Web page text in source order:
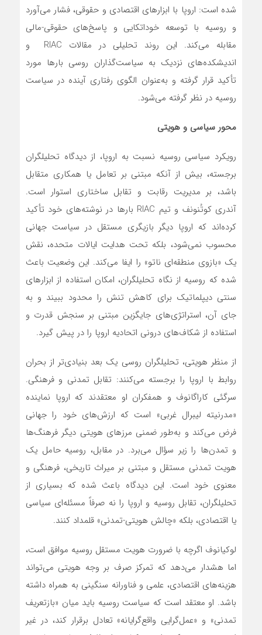
شده است: اروپا با ابزارهای اقتصادی و حقوقی، فشار می‌آورد
و روسیه با توسعه خوداتکایی و پاسخ‌های حقوقی-مالی
مقابله می‌کند. این روند تحلیلی در مقالات RIAC و
اندیشکده‌های نزدیک به سیاست‌گذاران روسی بارها مورد
تأکید قرار گرفته و به‌عنوان الگوی رفتاری آینده در سیاست
روسیه در نظر گرفته می‌شود.
محور سیاسی و هویتی
رویکرد سیاسی روسیه نسبت به اروپا، از دیدگاه تحلیلگران
برجسته، بیش از آنکه مبتنی بر تعامل یا همکاری متقابل
باشد، بر مدیریت رقابت و تقابل ساختاری استوار است.
آندری کوتُنونف و تیم RIAC بارها در نوشته‌های خود تأکید
کرده‌اند که اروپا دیگر بازیگری مستقل در سیاست جهانی
محسوب نمی‌شود، بلکه تحت هدایت ایالات متحده، نقش
یک «بازوی منطقه‌ای ناتو» را ایفا می‌کند. این وضعیت باعث
شده که روسیه از نگاه تحلیلگران، امکان استفاده از ابزارهای
سنتی دیپلماتیک برای کاهش تنش را محدود ببیند و به
جای آن، استراتژی‌های جایگزین مبتنی بر سنجش قدرت و
استفاده از شکاف‌های درونی اتحادیه اروپا را در پیش گیرد.
از منظر هویتی، تحلیلگران روسی یک بعد بنیادی‌تر از بحران
روابط با اروپا را برجسته می‌کنند: تقابل تمدنی و فرهنگی.
سرگئی کاراگانوف و همفکران او معتقدند که اروپا نماینده
«مدرنیته لیبرال غربی» است که ارزش‌های خود را جهانی
فرض می‌کند و به‌طور ضمنی مرزهای هویتی دیگر فرهنگ‌ها
و تمدن‌ها را زیر سؤال می‌برد. در مقابل، روسیه حامل یک
هویت تمدنی مستقل و مبتنی بر میراث تاریخی، فرهنگی و
معنوی خود است. این دیدگاه باعث شده که بسیاری از
تحلیلگران، تقابل روسیه و اروپا را نه صرفاً مسئله‌ای سیاسی
یا اقتصادی، بلکه «چالش هویتی-تمدنی» قلمداد کنند.
لوکیانوف اگرچه با ضرورت هویت مستقل روسیه موافق است،
اما هشدار می‌دهد که تمرکز صرف بر وجه هویتی می‌تواند
هزینه‌های اقتصادی، علمی و فناورانه سنگینی به همراه داشته
باشد. او معتقد است که سیاست روسیه باید میان «بازتعریف
تمدنی» و «عمل‌گرایی واقع‌گرایانه» تعادل برقرار کند، در غیر